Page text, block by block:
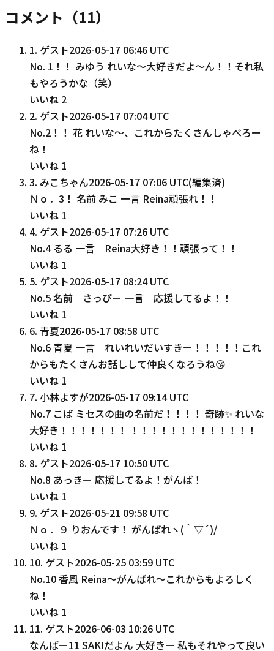
コメント（11）
1. ゲスト2026-05-17 06:46 UTC
No. 1！！ みゆう れいな〜大好きだよ〜ん！！それ私
もやろうかな（笑）
いいね 2
2. ゲスト2026-05-17 07:04 UTC
No.2！！ 花 れいな〜、これからたくさんしゃべろー
ね！
いいね 1
3. みこちゃん2026-05-17 07:06 UTC(編集済)
Ｎｏ．3！ 名前 みこ 一言 Reina頑張れ！！
いいね 1
4. ゲスト2026-05-17 07:26 UTC
No.4 るる 一言 Reina大好き！！頑張って！！
いいね 1
5. ゲスト2026-05-17 08:24 UTC
No.5 名前 さっぴー 一言 応援してるよ！！
いいね 1
6. 青夏2026-05-17 08:58 UTC
No.6 青夏 一言 れいれいだいすきー！！！！！これ
からもたくさんお話しして仲良くなろうね😘
いいね 1
7. 小林よすが2026-05-17 09:14 UTC
No.7 こば ミセスの曲の名前だ！！！！ 奇跡✨ れいな
大好き！！！！！！！ ！！！！！！！！！！！！！
いいね 1
8. ゲスト2026-05-17 10:50 UTC
No.8 あっきー 応援してるよ！がんば！
いいね 1
9. ゲスト2026-05-21 09:58 UTC
Ｎｏ．９ りおんです！ がんばれヽ(｀▽´)/
いいね 1
10. ゲスト2026-05-25 03:59 UTC
No.10 香風 Reina～がんばれ～これからもよろしく
ね！
いいね 1
11. ゲスト2026-06-03 10:26 UTC
なんばー11 SAKIだよん 大好きー 私もそれやって良い